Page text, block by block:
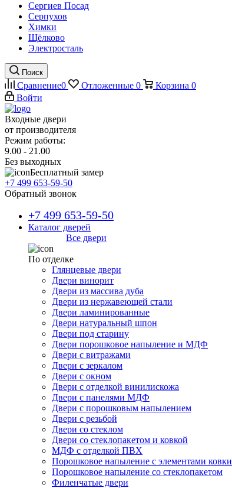
Сергиев Посад
Серпухов
Химки
Щёлково
Электросталь
Поиск
Сравнение0 Отложенные 0 Корзина 0
Войти
Входные двери
от производителя
Режим работы:
9.00 - 21.00
Без выходных
Бесплатный замер
+7 499 653-59-50
Обратный звонок
+7 499 653-59-50
Каталог дверей
Все двери
По отделке
Глянцевые двери
Двери винорит
Двери из массива дуба
Двери из нержавеющей стали
Двери ламинированные
Двери натуральный шпон
Двери под старину
Двери порошковое напыление и МДФ
Двери с витражами
Двери с зеркалом
Двери с окном
Двери с отделкой винилискожа
Двери с панелями МДФ
Двери с порошковым напылением
Двери с резьбой
Двери со стеклом
Двери со стеклопакетом и ковкой
МДФ с отделкой ПВХ
Порошковое напыление с элементами ковки
Порошковое напыление со стеклопакетом
Филенчатые двери